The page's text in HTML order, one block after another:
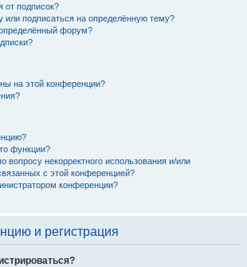
от подписок?
или подписаться на определённую тему?
форум?
на этой конференции?
функции?
вопросу некорректного использования и/или
с этой конференцией?
конференции?
и регистрация